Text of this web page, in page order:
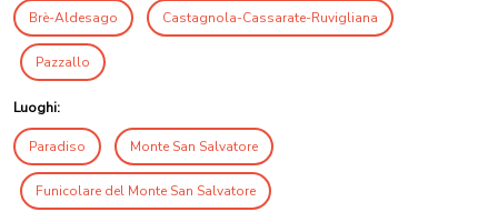
Brè-Aldesago Castagnola-Cassarate-Ruvigliana
Pazzallo
Luoghi:
Paradiso Monte San Salvatore
Funicolare del Monte San Salvatore